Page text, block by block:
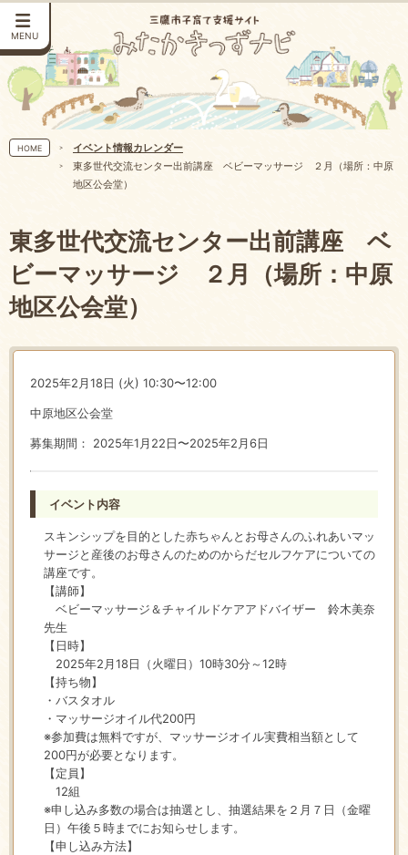
MENU
HOME
イベント情報カレンダー
東多世代交流センター出前講座 ベビーマッサージ ２月（場所：中原
地区公会堂）
東多世代交流センター出前講座 ベ
ビーマッサージ ２月（場所：中原
地区公会堂）
2025年2月18日 (火) 10:30〜12:00
中原地区公会堂
募集期間： 2025年1月22日〜2025年2月6日
イベント内容
スキンシップを目的とした赤ちゃんとお母さんのふれあいマッ
サージと産後のお母さんのためのからだセルフケアについての
講座です。
【講師】
ベビーマッサージ＆チャイルドケアアドバイザー 鈴木美奈
先生
【日時】
2025年2月18日（火曜日）10時30分～12時
【持ち物】
・バスタオル
・マッサージオイル代200円
※参加費は無料ですが、マッサージオイル実費相当額として
200円が必要となります。
【定員】
12組
※申し込み多数の場合は抽選とし、抽選結果を２月７日（金曜
日）午後５時までにお知らせします。
【申し込み方法】